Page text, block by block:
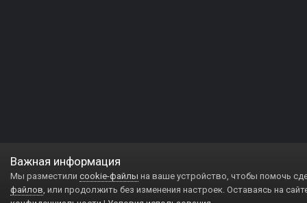
Важная информация
Мы разместили cookie-файлы на ваше устройство, чтобы помочь
файлов, или продолжить без изменения настроек. Оставаясь на